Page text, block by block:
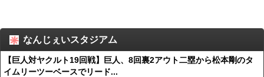
なんじぇいスタジアム
【巨人対ヤクルト19回戦】巨人、8回裏2アウト二塁から松本剛のタ
イムリーツーベースでリード...